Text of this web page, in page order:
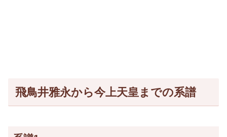
飛鳥井雅永から今上天皇までの系譜